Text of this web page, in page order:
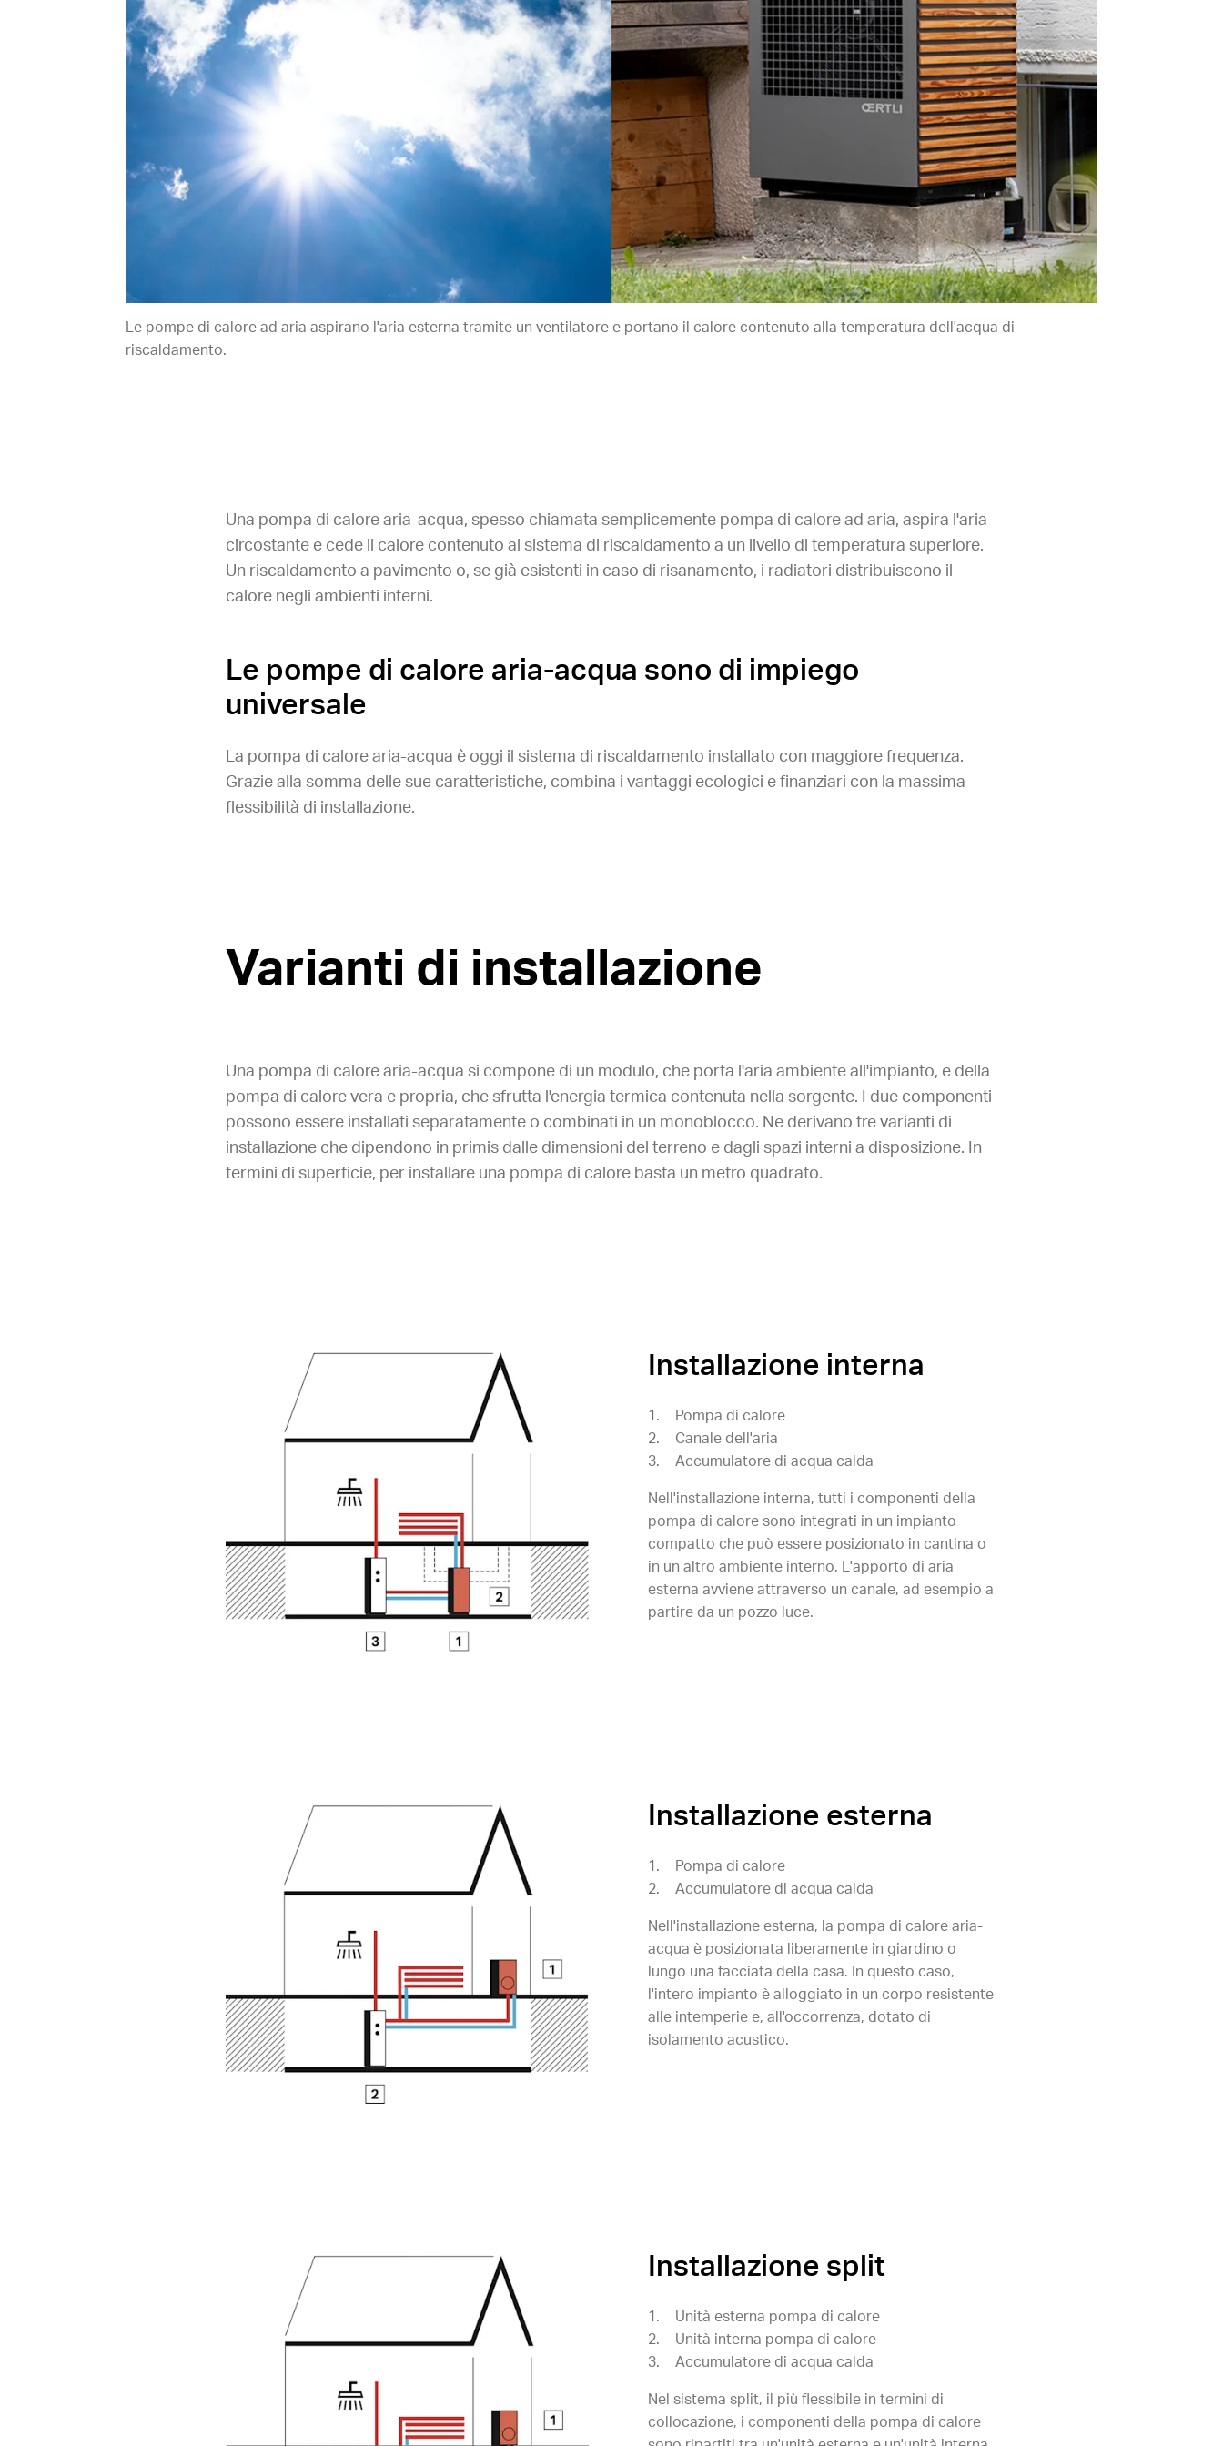
Le pompe di calore ad aria aspirano l'aria esterna tramite un ventilatore e portano il calore contenuto alla temperatura dell'acqua di
riscaldamento.
Una pompa di calore aria-acqua, spesso chiamata semplicemente pompa di calore ad aria, aspira l'aria
circostante e cede il calore contenuto al sistema di riscaldamento a un livello di temperatura superiore.
Un riscaldamento a pavimento o, se già esistenti in caso di risanamento, i radiatori distribuiscono il
calore negli ambienti interni.
Le pompe di calore aria-acqua sono di impiego
universale
La pompa di calore aria-acqua è oggi il sistema di riscaldamento installato con maggiore frequenza.
Grazie alla somma delle sue caratteristiche, combina i vantaggi ecologici e finanziari con la massima
flessibilità di installazione.
Varianti di installazione
Una pompa di calore aria-acqua si compone di un modulo, che porta l'aria ambiente all'impianto, e della
pompa di calore vera e propria, che sfrutta l'energia termica contenuta nella sorgente. I due componenti
possono essere installati separatamente o combinati in un monoblocco. Ne derivano tre varianti di
installazione che dipendono in primis dalle dimensioni del terreno e dagli spazi interni a disposizione. In
termini di superficie, per installare una pompa di calore basta un metro quadrato.
Installazione interna
Pompa di calore
Canale dell'aria
Accumulatore di acqua calda
Nell'installazione interna, tutti i componenti della
pompa di calore sono integrati in un impianto
compatto che può essere posizionato in cantina o
in un altro ambiente interno. L'apporto di aria
esterna avviene attraverso un canale, ad esempio a
partire da un pozzo luce.
Installazione esterna
Pompa di calore
Accumulatore di acqua calda
Nell'installazione esterna, la pompa di calore aria-
acqua è posizionata liberamente in giardino o
lungo una facciata della casa. In questo caso,
l'intero impianto è alloggiato in un corpo resistente
alle intemperie e, all'occorrenza, dotato di
isolamento acustico.
Installazione split
Unità esterna pompa di calore
Unità interna pompa di calore
Accumulatore di acqua calda
Nel sistema split, il più flessibile in termini di
collocazione, i componenti della pompa di calore